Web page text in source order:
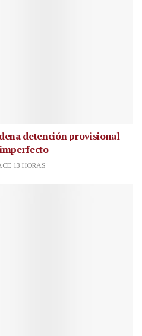
detención provisional
13 HORAS